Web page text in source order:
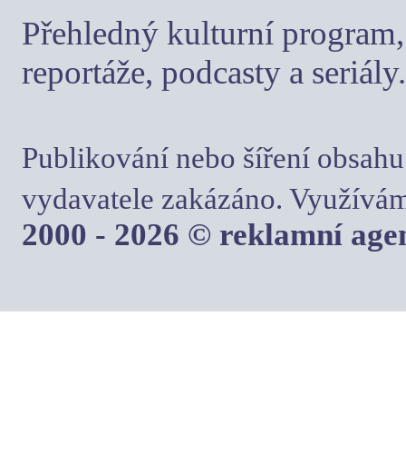
Přehledný kulturní
reportáže, podcasty a seriály.
Publikování nebo šíření
vydavatele zakázáno.
2000 - 2026 © reklamní